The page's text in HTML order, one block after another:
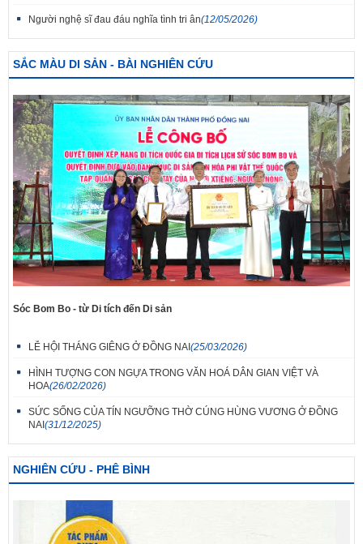
Người nghệ sĩ đau đáu nghĩa tình tri ân(12/05/2026)
SẮC MÀU DI SẢN - BÀI NGHIÊN CỨU
Sóc Bom Bo - từ Di tích đến Di sản
LỄ HỘI THÁNG GIÊNG Ở ĐỒNG NAI(25/03/2026)
HÌNH TƯỢNG CON NGỰA TRONG VĂN HOÁ DÂN GIAN VIỆT VÀ
HOA(26/02/2026)
SỨC SỐNG CỦA TÍN NGƯỠNG THỜ CÚNG HÙNG VƯƠNG Ở ĐỒNG
NAI(31/12/2025)
NGHIÊN CỨU - PHÊ BÌNH